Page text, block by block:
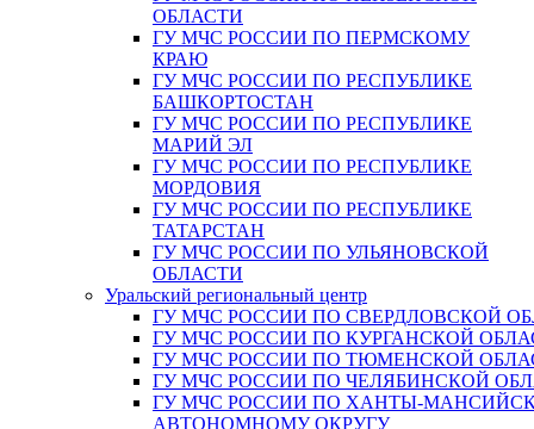
ОБЛАСТИ
ГУ МЧС РОССИИ ПО ПЕРМСКОМУ
КРАЮ
ГУ МЧС РОССИИ ПО РЕСПУБЛИКЕ
БАШКОРТОСТАН
ГУ МЧС РОССИИ ПО РЕСПУБЛИКЕ
МАРИЙ ЭЛ
ГУ МЧС РОССИИ ПО РЕСПУБЛИКЕ
МОРДОВИЯ
ГУ МЧС РОССИИ ПО РЕСПУБЛИКЕ
ТАТАРСТАН
ГУ МЧС РОССИИ ПО УЛЬЯНОВСКОЙ
ОБЛАСТИ
Уральский региональный центр
ГУ МЧС РОССИИ ПО СВЕРДЛОВСКОЙ
ГУ МЧС РОССИИ ПО КУРГАНСКОЙ
ГУ МЧС РОССИИ ПО ТЮМЕНСКОЙ
ГУ МЧС РОССИИ ПО ЧЕЛЯБИНСКОЙ
ГУ МЧС РОССИИ ПО ХАНТЫ-
АВТОНОМНОМУ ОКРУГУ